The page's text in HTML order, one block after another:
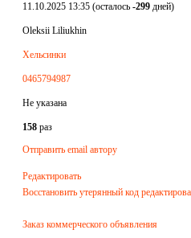
11.10.2025 13:35 (осталось -299дней)
Oleksii Liliukhin
Хельсинки
0465794987
Не указана
158раз
Отправить email автору
Редактировать
Восстановить утерянный код
Заказ коммерческого объявления